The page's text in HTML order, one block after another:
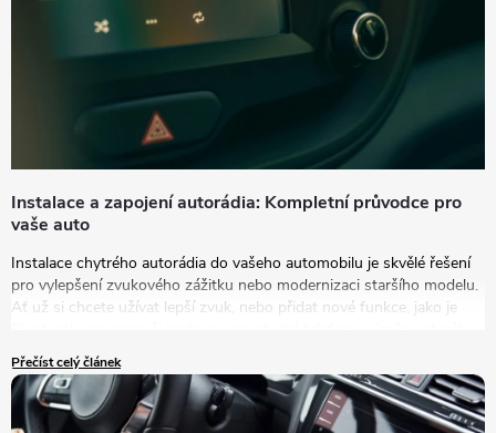
Instalace a zapojení autorádia: Kompletní průvodce pro
vaše auto
Instalace chytrého autorádia do vašeho automobilu je skvělé řešení
pro vylepšení zvukového zážitku nebo modernizaci staršího modelu.
Ať už si chcete užívat lepší zvuk, nebo přidat nové funkce, jako je
autorádia za nový model je tou správnou volbou.
Přečíst celý článek